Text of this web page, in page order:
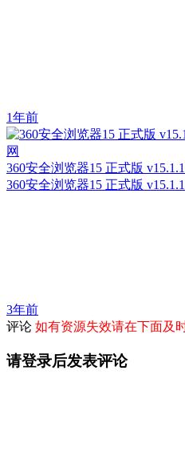
1年前
360安全浏览器15 正式版
360安全浏览器15 正式版
3年前
评论 如有资源失效请在下面及
请登录后发表评论